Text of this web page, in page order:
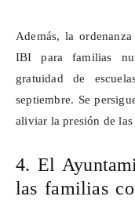
Además, la
IBI para familias
gratuidad de
septiembre. Se
aliviar la presión de
4. El
las familias